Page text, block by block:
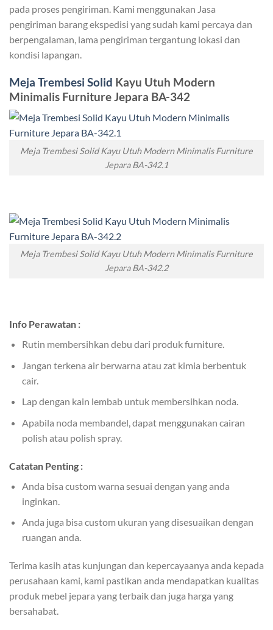
pada proses pengiriman. Kami menggunakan Jasa
pengiriman barang ekspedisi yang sudah kami percaya dan
berpengalaman, lama pengiriman tergantung lokasi dan
kondisi lapangan.
Meja Trembesi Solid Kayu Utuh Modern
Minimalis Furniture Jepara BA-342
Meja Trembesi Solid Kayu Utuh Modern Minimalis Furniture
Jepara BA-342.1
Meja Trembesi Solid Kayu Utuh Modern Minimalis Furniture
Jepara BA-342.2
Info Perawatan :
Rutin membersihkan debu dari produk furniture.
Jangan terkena air berwarna atau zat kimia berbentuk
cair.
Lap dengan kain lembab untuk membersihkan noda.
Apabila noda membandel, dapat menggunakan cairan
polish atau polish spray.
Catatan Penting :
Anda bisa custom warna sesuai dengan yang anda
inginkan.
Anda juga bisa custom ukuran yang disesuaikan dengan
ruangan anda.
Terima kasih atas kunjungan dan kepercayaanya anda kepada
perusahaan kami, kami pastikan anda mendapatkan kualitas
produk mebel jepara yang terbaik dan juga harga yang
bersahabat.